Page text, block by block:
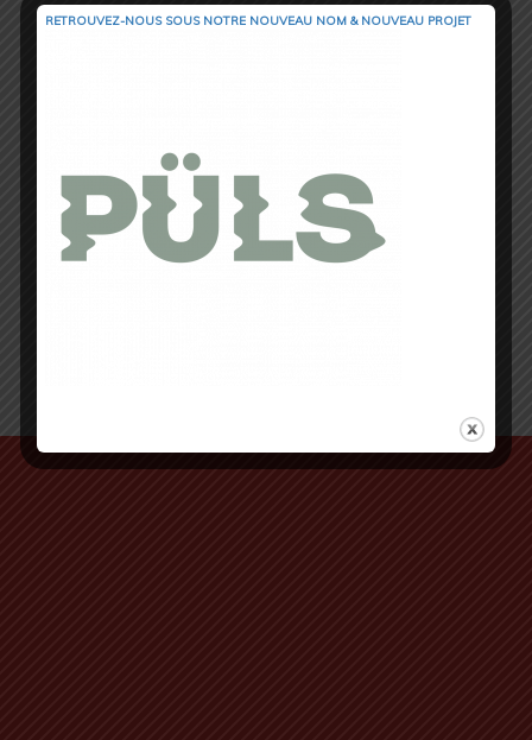
RETROUVEZ-NOUS SOUS NOTRE NOUVEAU NOM & NOUVEAU PROJET